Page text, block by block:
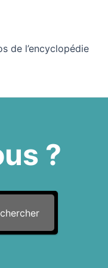
de l’encyclopédie
?